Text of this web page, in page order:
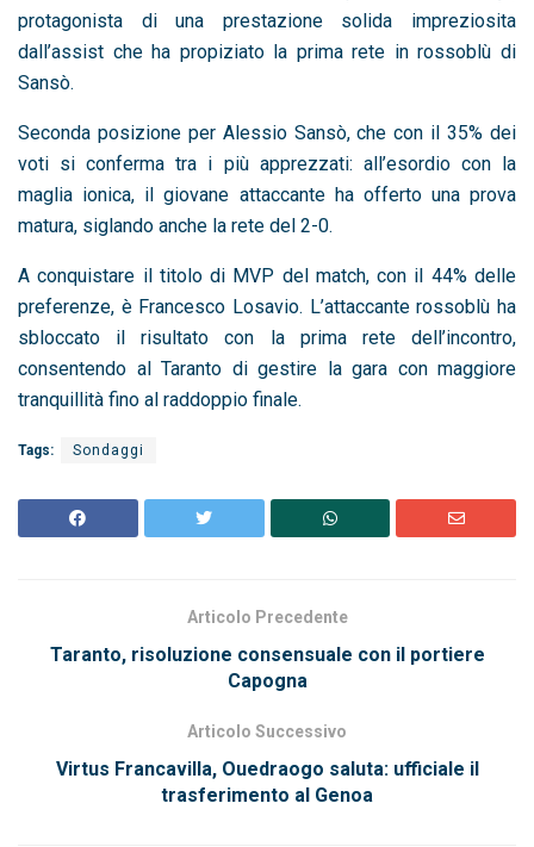
protagonista di una prestazione solida impreziosita
dall’assist che ha propiziato la prima rete in rossoblù di
Sansò.
Seconda posizione per Alessio Sansò, che con il 35% dei
voti si conferma tra i più apprezzati: all’esordio con la
maglia ionica, il giovane attaccante ha offerto una prova
matura, siglando anche la rete del 2-0.
A conquistare il titolo di MVP del match, con il 44% delle
preferenze, è Francesco Losavio. L’attaccante rossoblù ha
sbloccato il risultato con la prima rete dell’incontro,
consentendo al Taranto di gestire la gara con maggiore
tranquillità fino al raddoppio finale.
Tags: Sondaggi
Articolo Precedente
Taranto, risoluzione consensuale con il portiere
Capogna
Articolo Successivo
Virtus Francavilla, Ouedraogo saluta: ufficiale il
trasferimento al Genoa